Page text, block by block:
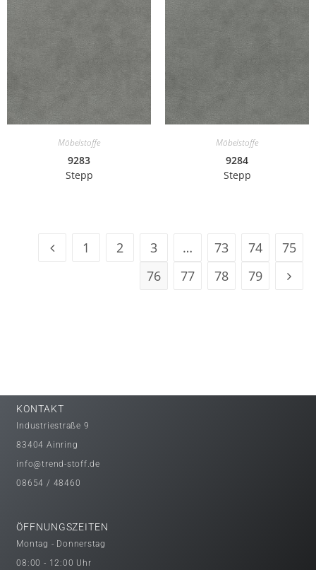
Möbelstoffe
9283
Stepp
Möbelstoffe
9284
Stepp
1 2 3 … 73 74
75
76
77 78 79
KONTAKT
Industriestraße 9
83404 Ainring
info@trend-stoff.de
08654 / 48460
ÖFFNUNGSZEITEN
Montag - Donnerstag
08:00 - 12:00 Uhr